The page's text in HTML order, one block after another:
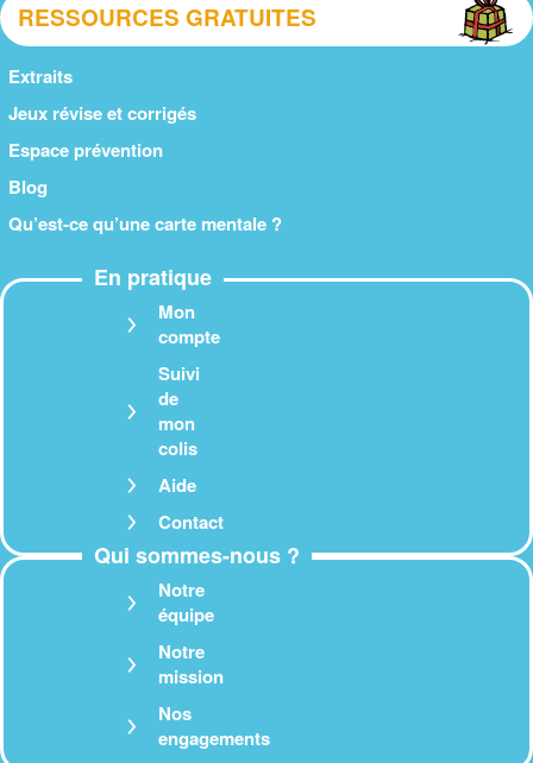
RESSOURCES GRATUITES
Extraits
Jeux révise et corrigés
Espace prévention
Blog
Qu’est-ce qu’une carte mentale ?
En pratique
Mon
compte
Suivi
de
mon
colis
Aide
Contact
Qui sommes-nous ?
Notre
équipe
Notre
mission
Nos
engagements